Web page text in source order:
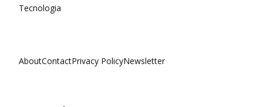
Tecnologia
AboutContactPrivacy PolicyNewsletter